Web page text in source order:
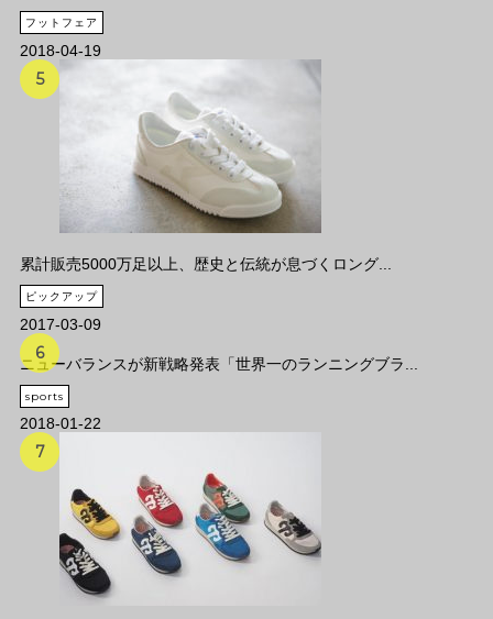
フットフェア
2018-04-19
累計販売5000万足以上、歴史と伝統が息づくロング...
ピックアップ
2017-03-09
ニューバランスが新戦略発表「世界一のランニングブラ...
sports
2018-01-22